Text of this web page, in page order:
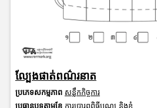
ល្បែងផាត់ពណ៌រនាត
ប្រភេទសកម្មភាព សន្លឹកកិច្ចការ
ប្រធានបទតាមខែ ការប្រារព្ធពិធីបុណ្យ និងខ្ញុំ